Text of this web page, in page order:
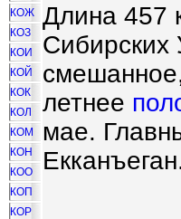
КОЖ
КОЗ
КОИ
КОЙ
КОК
КОЛ
КОМ
КОН
КОО
КОП
КОР
Длина 457
Сибирских
летнее
мае.